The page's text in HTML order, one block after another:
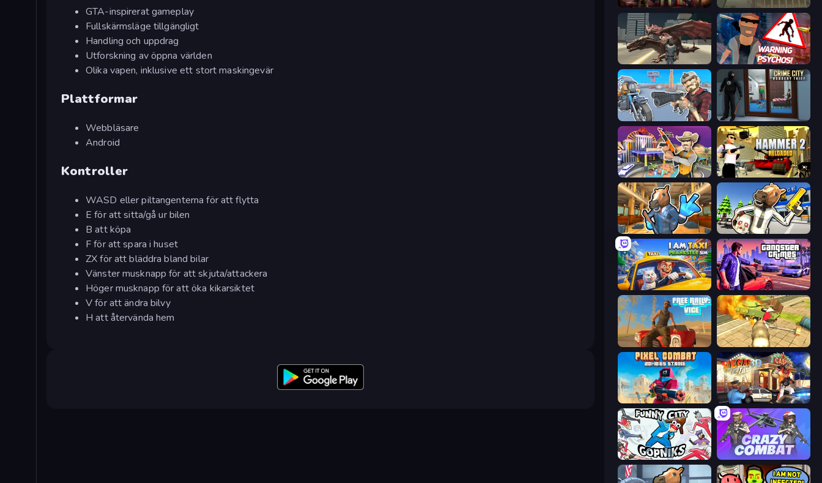
GTA-inspirerat gameplay
Fullskärmsläge tillgängligt
Handling och uppdrag
Utforskning av öppna världen
Olika vapen, inklusive ett stort maskingevär
Plattformar
Webbläsare
Android
Kontroller
WASD eller piltangenterna för att flytta
E för att sitta/gå ur bilen
B att köpa
F för att spara i huset
ZX för att bläddra bland bilar
Vänster musknapp för att skjuta/attackera
Höger musknapp för att öka kikarsiktet
V för att ändra bilvy
H att återvända hem
Simple Sandbox 3 The Superman - Theme is Aliens
Dragon Vice City City of Psychos
Shoot and Drive Crime City Robbery Thief Games
Casino Robbery Hammer 2
Bank Robbery 2 Bank Robbery: Escape
I Am Taxi Prankster Sim Gangster Crimes Online 6: Mafia City
Free Rally: Vice Wild Animal Zoo City Simulator
Pixel Combat: Zombies Strike Vegas Clash 3D
Funny City: Gopniks Crazy Combat